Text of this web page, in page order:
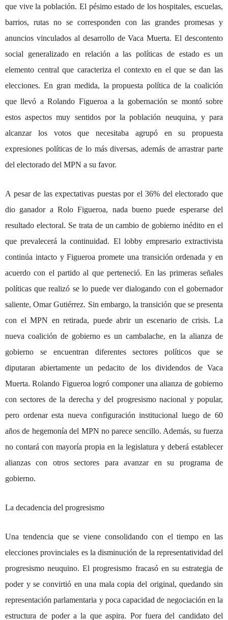
que vive la población. El pésimo estado de los hospitales, escuelas,
barrios, rutas no se corresponden con las grandes promesas y
anuncios vinculados al desarrollo de Vaca Muerta. El descontento
social generalizado en relación a las políticas de estado es un
elemento central que caracteriza el contexto en el que se dan las
elecciones. En gran medida, la propuesta política de la coalición
que llevó a Rolando Figueroa a la gobernación se montó sobre
estos aspectos muy sentidos por la población neuquina, y para
alcanzar los votos que necesitaba agrupó en su propuesta
expresiones políticas de lo más diversas, además de arrastrar parte
del electorado del MPN a su favor.
A pesar de las expectativas puestas por el 36% del electorado que
dio ganador a Rolo Figueroa, nada bueno puede esperarse del
resultado electoral. Se trata de un cambio de gobierno inédito en el
que prevalecerá la continuidad. El lobby empresario extractivista
continúa intacto y Figueroa promete una transición ordenada y en
acuerdo con el partido al que perteneció. En las primeras señales
políticas que realizó se lo puede ver dialogando con el gobernador
saliente, Omar Gutiérrez. Sin embargo, la transición que se presenta
con el MPN en retirada, puede abrir un escenario de crisis. La
nueva coalición de gobierno es un cambalache, en la alianza de
gobierno se encuentran diferentes sectores políticos que se
diputaran abiertamente un pedacito de los dividendos de Vaca
Muerta. Rolando Figueroa logró componer una alianza de gobierno
con sectores de la derecha y del progresismo nacional y popular,
pero ordenar esta nueva configuración institucional luego de 60
años de hegemonía del MPN no parece sencillo. Además, su fuerza
no contará con mayoría propia en la legislatura y deberá establecer
alianzas con otros sectores para avanzar en su programa de
gobierno.
La decadencia del progresismo
Una tendencia que se viene consolidando con el tiempo en las
elecciones provinciales es la disminución de la representatividad del
progresismo neuquino. El progresismo fracasó en su estrategia de
poder y se convirtió en una mala copia del original, quedando sin
representación parlamentaria y poca capacidad de negociación en la
estructura de poder a la que aspira. Por fuera del candidato del